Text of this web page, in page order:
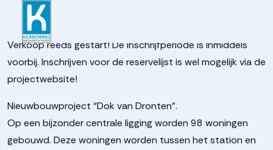
Verkoop reeds gestart! De inschrijfperiode is inmiddels
voorbij. Inschrijven voor de reservelijst is wel mogelijk via de
projectwebsite!
Nieuwbouwproject “Dok van Dronten”.
Op een bijzonder centrale ligging worden 98 woningen
gebouwd. Deze woningen worden tussen het station en